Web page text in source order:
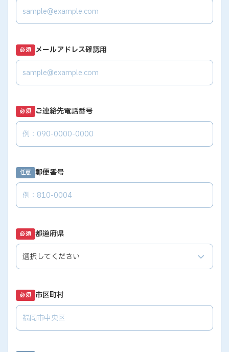
必須 メールアドレス確認用
必須 ご連絡先電話番号
任意 郵便番号
必須 都道府県
必須 市区町村